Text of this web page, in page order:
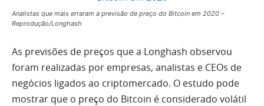
Analistas que mais erraram a previsão de preço do Bitcoin em 2020 –
Reprodução/Longhash
As previsões de preços que a Longhash observou
foram realizadas por empresas, analistas e CEOs de
negócios ligados ao criptomercado. O estudo pode
mostrar que o preço do Bitcoin é considerado volátil